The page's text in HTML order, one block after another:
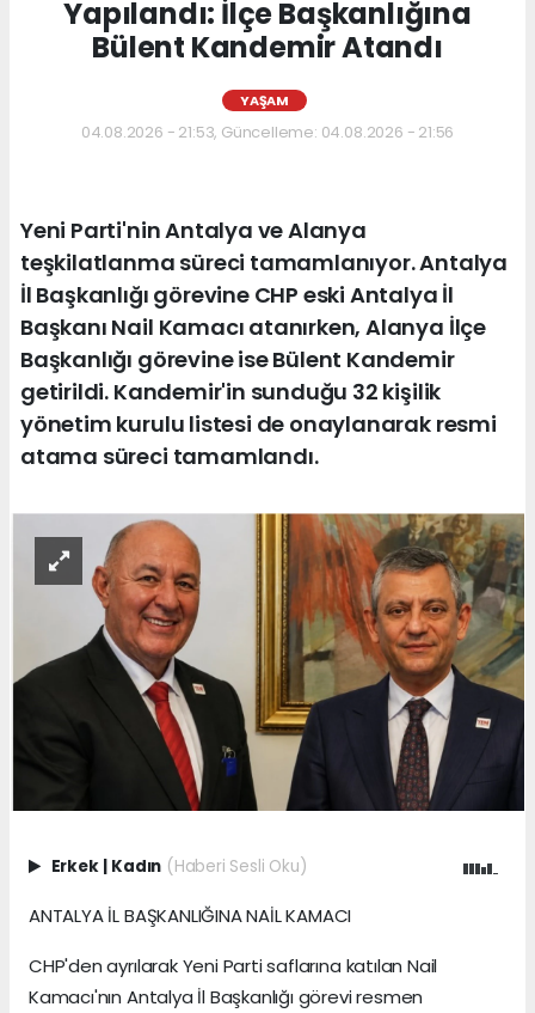
Yapılandı: İlçe Başkanlığına
Bülent Kandemir Atandı
YAŞAM
04.08.2026 - 21:53, Güncelleme: 04.08.2026 - 21:56
Yeni Parti'nin Antalya ve Alanya
teşkilatlanma süreci tamamlanıyor. Antalya
İl Başkanlığı görevine CHP eski Antalya İl
Başkanı Nail Kamacı atanırken, Alanya İlçe
Başkanlığı görevine ise Bülent Kandemir
getirildi. Kandemir'in sunduğu 32 kişilik
yönetim kurulu listesi de onaylanarak resmi
atama süreci tamamlandı.
Erkek | Kadın (Haberi Sesli Oku)
ANTALYA İL BAŞKANLIĞINA NAİL KAMACI
CHP'den ayrılarak Yeni Parti saflarına katılan Nail
Kamacı'nın Antalya İl Başkanlığı görevi resmen